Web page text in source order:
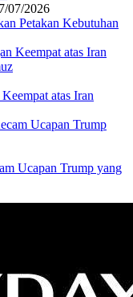
07/2026
Petakan Kebutuhan
atas Iran
Ucapan Trump yang